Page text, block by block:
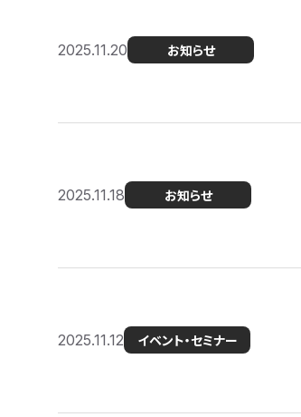
2025.11.20 お知らせ
2025.11.18 お知らせ
2025.11.12 イベント・セミナー